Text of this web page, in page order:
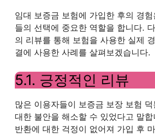
임대 보증금 보험에 가입한 후의 경
들의 선택에 중요한 역할을 합니다.
의 리뷰를 통해 보험을 사용한 실제
결에 사용한 사례를 살펴보겠습니다.
5.1. 긍정적인 리뷰
많은 이용자들이 보증금 보장 보험
대한 불안을 해소할 수 있었다고 말
반환에 대한 걱정이 없어져 가입 후